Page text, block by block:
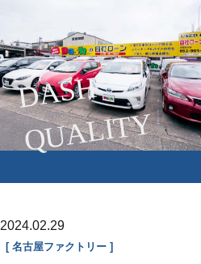
D
A
S
H
Q
U
A
LI
T
Y
2024.02.29
名古屋ファクトリー